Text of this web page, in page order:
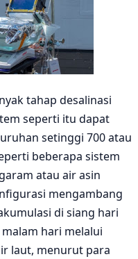
tahap desalinasi
seperti itu dapat
setinggi 700 atau
beberapa sistem
atau air asin
mengambang
di siang hari
hari melalui
laut, menurut para